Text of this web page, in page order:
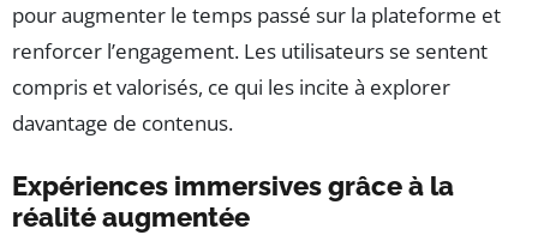
pour augmenter le temps passé sur la plateforme et
renforcer l’engagement. Les utilisateurs se sentent
compris et valorisés, ce qui les incite à explorer
davantage de contenus.
Expériences immersives grâce à la
réalité augmentée